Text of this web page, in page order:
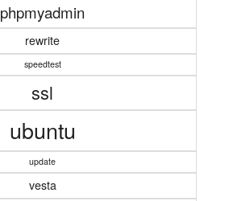
phpmyadmin
rewrite
speedtest
ssl
ubuntu
update
vesta